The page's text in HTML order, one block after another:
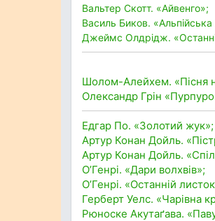
Вальтер Скотт. «Айвенго»;
Василь Биков.
Джеймс Олдрідж.
Шолом-Алейхем. «Пісня
Олександр Грін
Едгар По. «Золотий жук»;
Артур Конан Дойль.
Артур Конан Дойль.
О’Генрі. «Дари волхвів»;
О’Генрі. «Останній
Герберт Уелс. «Чарівна
Рюноске Акутаґава.